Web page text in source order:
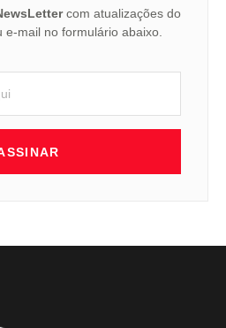
com atualizações do
mail no formulário abaixo.